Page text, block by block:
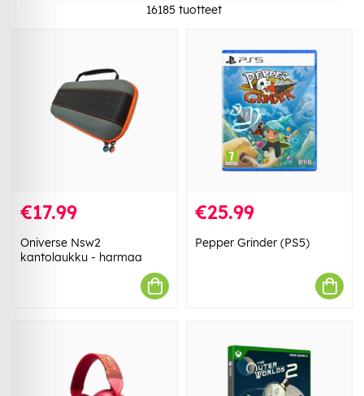
16185 tuotteet
€17.99
Oniverse Nsw2
kantolaukku - harmaa
€25.99
Pepper Grinder (PS5)